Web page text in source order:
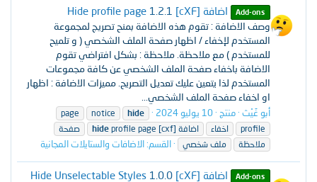
Add-ons اضافة [cXF] Hide profile page 1.2.1
وصف الاضافة : تقوم هذه الاضافة بمنح تصريج لمجموعة
المستخدم لإخفاء / اظهار صفحة الملف الشخصي ( و تلميح
للمستخدم ) مع ملاحظة. ملاحظة : بشكل افتراضي تقوم
الاضافة باخفاء صفحة الملف الشخصي عن كافة مجموعات
المستخدم لذا يتعين عليك تعديل التصريح. مميزات الاضافة : اظهار
او اخفاء صفحة الملف الشخصي...
أبو غَيْث منتج 10 يوليو 2024 hide
notice
page
profile
اخفاء اضافة [cxf] hide profile page
صفحة
ملاحظة
ملف شخصي القسم:الاضافات والستايلات المجانية
Add-ons اضافة [cXF] Hide Unselectable Styles 1.0.0